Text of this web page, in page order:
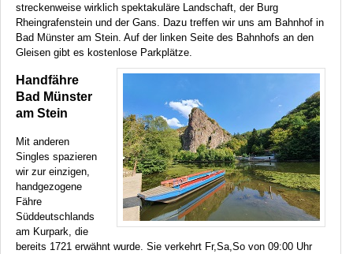
streckenweise wirklich spektakuläre Landschaft, der Burg
Rheingrafenstein und der Gans. Dazu treffen wir uns am Bahnhof in
Bad Münster am Stein. Auf der linken Seite des Bahnhofs an den
Gleisen gibt es kostenlose Parkplätze.
Handfähre
Bad Münster
am Stein
Mit anderen
Singles spazieren
wir zur einzigen,
handgezogene
Fähre
Süddeutschlands
am Kurpark, die
bereits 1721 erwähnt wurde. Sie verkehrt Fr,Sa,So von 09:00 Uhr